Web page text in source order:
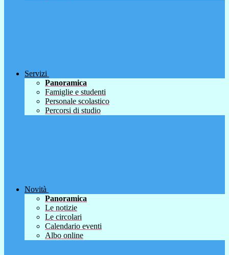
Servizi
Panoramica
Famiglie e studenti
Personale scolastico
Percorsi di studio
Novità
Panoramica
Le notizie
Le circolari
Calendario eventi
Albo online